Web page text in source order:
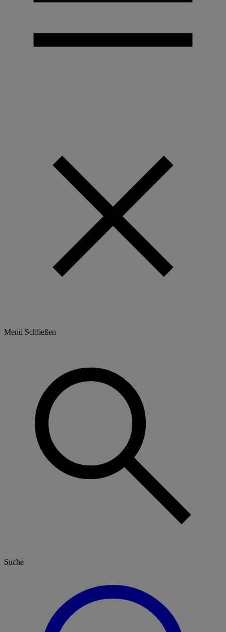
Menü Schließen
Suche